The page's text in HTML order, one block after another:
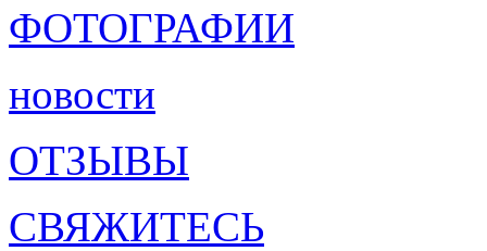
ФОТОГРАФИИ
новости
ОТЗЫВЫ
СВЯЖИТЕСЬ